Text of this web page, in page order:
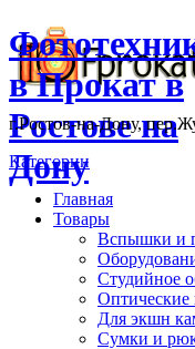
в Прокат в
Ростове на
Дону
г.Ростов-на-Дону,
Категории
Главная
Товары
Вспышки и
Студийное
Для экшн
Сумки и